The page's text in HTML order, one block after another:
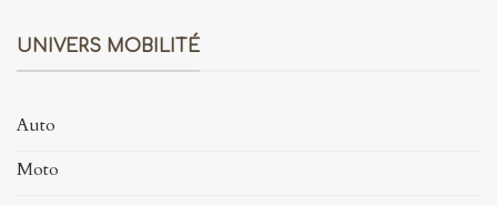
UNIVERS MOBILITÉ
Auto
Moto